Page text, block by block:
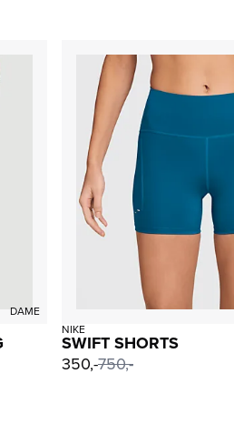
DAME
NIKE
SWIFT SHORTS
350,-750,-